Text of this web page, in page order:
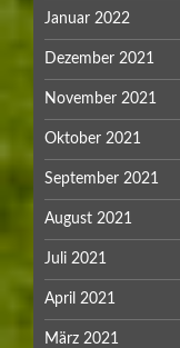
Januar 2022
Dezember 2021
November 2021
Oktober 2021
September 2021
August 2021
Juli 2021
April 2021
März 2021